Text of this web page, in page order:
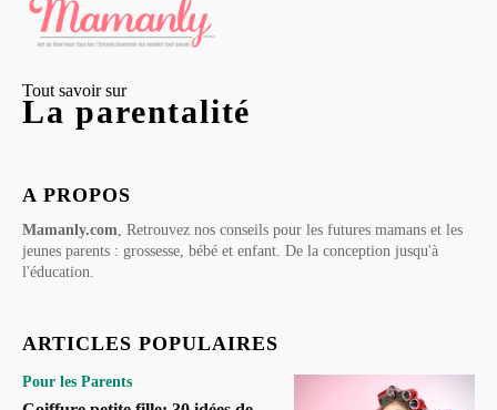
Tout savoir sur
La parentalité
A PROPOS
Mamanly.com, Retrouvez nos conseils pour les futures mamans et les
jeunes parents : grossesse, bébé et enfant. De la conception jusqu'à
l'éducation.
ARTICLES POPULAIRES
Pour les Parents